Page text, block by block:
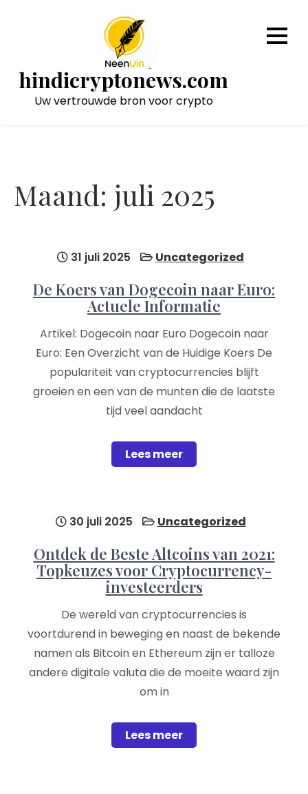
hindicryptonews.com
Uw vertrouwde bron voor crypto
Maand: juli 2025
31 juli 2025 Uncategorized
De Koers van Dogecoin naar Euro:
Actuele Informatie
Artikel: Dogecoin naar Euro Dogecoin naar
Euro: Een Overzicht van de Huidige Koers De
populariteit van cryptocurrencies blijft
groeien en een van de munten die de laatste
tijd veel aandacht
Lees meer
30 juli 2025 Uncategorized
Ontdek de Beste Altcoins van 2021:
Topkeuzes voor Cryptocurrency-
investeerders
De wereld van cryptocurrencies is
voortdurend in beweging en naast de bekende
namen als Bitcoin en Ethereum zijn er talloze
andere digitale valuta die de moeite waard zijn
om in
Lees meer